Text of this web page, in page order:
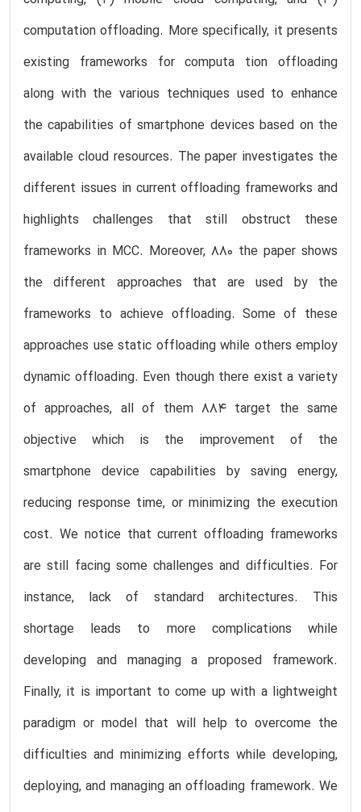
computation offloading. More specifically, it presents
existing frameworks for computa tion offloading
along with the various techniques used to enhance
the capabilities of smartphone devices based on the
available cloud resources. The paper investigates the
different issues in current offloading frameworks and
highlights challenges that still obstruct these
frameworks in MCC. Moreover, 880 the paper shows
the different approaches that are used by the
frameworks to achieve offloading. Some of these
approaches use static offloading while others employ
dynamic offloading. Even though there exist a variety
of approaches, all of them 884 target the same
objective which is the improvement of the
smartphone device capabilities by saving energy,
reducing response time, or minimizing the execution
cost. We notice that current offloading frameworks
are still facing some challenges and difficulties. For
instance, lack of standard architectures. This
shortage leads to more complications while
developing and managing a proposed framework.
Finally, it is important to come up with a lightweight
paradigm or model that will help to overcome the
difficulties and minimizing efforts while developing,
deploying, and managing an offloading framework. We